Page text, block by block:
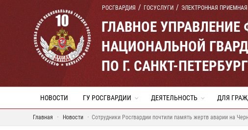
РОСГВАРДИЯ ГОСУСЛУГИ ЭЛЕКТРОННАЯ ПРИЕМНАЯ
ГЛАВНОЕ
НАЦИОНАЛЬНОЙ
ПО Г. САНКТ-
НОВОСТИ ГУ РОСГВАРДИИ ДЕЯТЕЛЬНОСТЬ ДЛЯ
Главная Новости Сотрудники Росгвардии почтили память жертв аварии на